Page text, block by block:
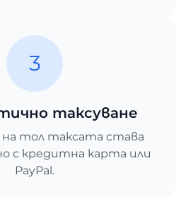
3
таксуване
тол таксата става
с кредитна карта или
PayPal.